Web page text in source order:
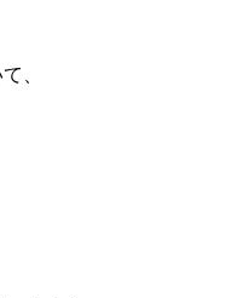
、